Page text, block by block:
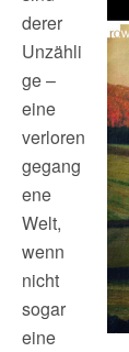
derer
Unzähli
ge –
eine
verloren
gegang
ene
Welt,
wenn
nicht
sogar
eine